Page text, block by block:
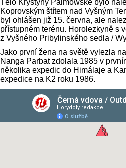
Tělo Krystyny Palmowské bylo
Koprovským štítem nad Vyšným
byl ohlášen již 15. června, ale
přístupném terénu. Horolezkyně s
z Vyšného Pribylinského sedla /
Jako první žena na světě vylezla
Nanga Parbat zdolala 1985 v
několika expedic do Himálaje a
expedice na K2 roku 1986.